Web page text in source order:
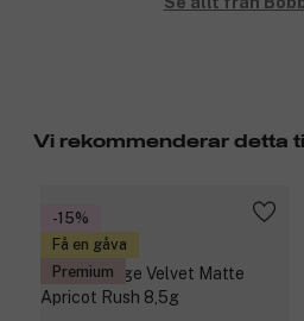
Vi rekommenderar detta
-15%
Få en gåva
Premium